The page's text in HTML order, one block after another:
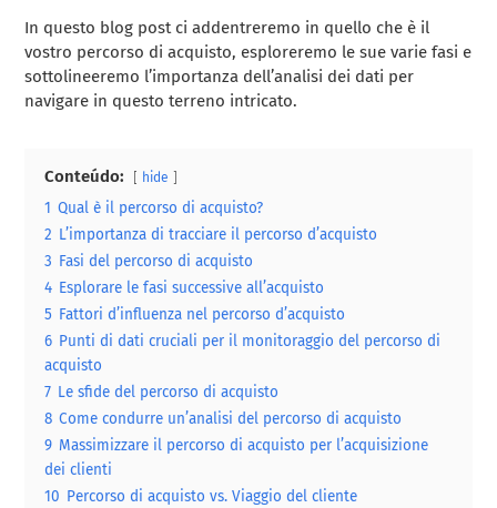
In questo blog post ci addentreremo in quello che è il
vostro percorso di acquisto, esploreremo le sue varie fasi e
sottolineeremo l’importanza dell’analisi dei dati per
navigare in questo terreno intricato.
Conteúdo: hide
1 Qual è il percorso di acquisto?
2 L’importanza di tracciare il percorso d’acquisto
3 Fasi del percorso di acquisto
4 Esplorare le fasi successive all’acquisto
5 Fattori d’influenza nel percorso d’acquisto
6 Punti di dati cruciali per il monitoraggio del percorso di
acquisto
7 Le sfide del percorso di acquisto
8 Come condurre un’analisi del percorso di acquisto
9 Massimizzare il percorso di acquisto per l’acquisizione
dei clienti
10 Percorso di acquisto vs. Viaggio del cliente